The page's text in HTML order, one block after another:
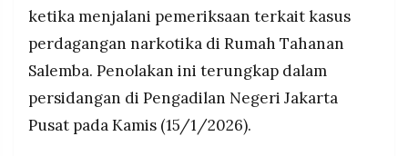
PT.
MEDIA
PRAMUDITA
hukum sesuai prosedur meskipun Ammar
menolak, mengingat statusnya sebagai figur
publik yang membutuhkan perlindungan hukum.
Ammar didakwa bersama lima tersangka lain
dalam kasus penjualan narkotika jenis sabu di
Rutan Salemba yang diduga terjadi sejak akhir
ketika menjalani pemeriksaan terkait kasus
perdagangan narkotika di Rumah Tahanan
Salemba. Penolakan ini terungkap dalam
persidangan di Pengadilan Negeri Jakarta
Pusat pada Kamis (15/1/2026).